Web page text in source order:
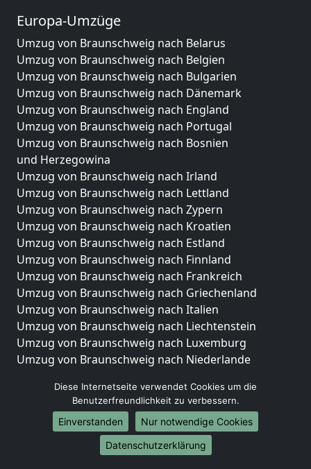
Europa-Umzüge
Umzug von Braunschweig nach Belarus
Umzug von Braunschweig nach Belgien
Umzug von Braunschweig nach Bulgarien
Umzug von Braunschweig nach Dänemark
Umzug von Braunschweig nach England
Umzug von Braunschweig nach Portugal
Umzug von Braunschweig nach Bosnien
und Herzegowina
Umzug von Braunschweig nach Irland
Umzug von Braunschweig nach Lettland
Umzug von Braunschweig nach Zypern
Umzug von Braunschweig nach Kroatien
Umzug von Braunschweig nach Estland
Umzug von Braunschweig nach Finnland
Umzug von Braunschweig nach Frankreich
Umzug von Braunschweig nach Griechenland
Umzug von Braunschweig nach Italien
Umzug von Braunschweig nach Liechtenstein
Umzug von Braunschweig nach Luxemburg
Umzug von Braunschweig nach Niederlande
Umzüge-Deutschlandweit
Umzug von Braunschweig nach Berlin
Umzug von Braunschweig nach Hamburg
Umzug von Braunschweig nach München
Diese Internetseite verwendet Cookies um die
Benutzerfreundlichkeit zu verbessern.
Einverstanden
Nur notwendige Cookies
Datenschutzerklärung